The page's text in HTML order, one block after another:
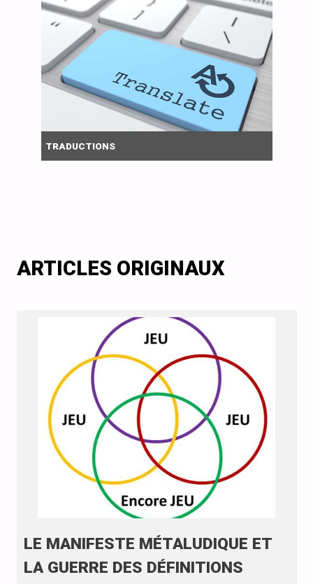
TRADUCTIONS
ARTICLES ORIGINAUX
LE MANIFESTE MÉTALUDIQUE ET
LA GUERRE DES DÉFINITIONS